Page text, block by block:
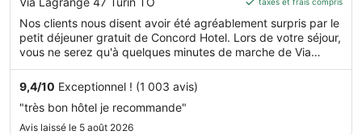
of
5
de 121 €
par
nuit
Nos clients nous disent avoir été agréablement surpris par le
petit déjeuner gratuit de Concord Hotel. Lors de votre séjour,
vous ne serez qu'à quelques minutes de marche de Via
Roma. Dans cet hébergement, vous profiterez de
prestations de choix comme l'accès Wi-Fi à Internet gratuit
et un restaurant, sans oublier un centre de fitness. Cet
hébergement propose certains services et équipements
pour chouchouter les boules de tous poils, notamment des
9,4/10 Exceptionnel ! (1 003 avis)
"très bon hôtel je recommande"
Avis laissé le 5 août 2026